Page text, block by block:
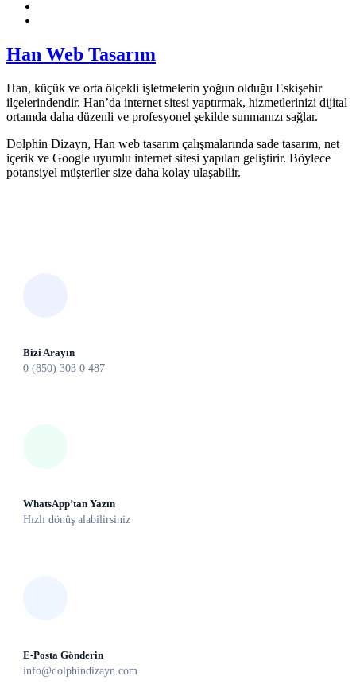
Han Web Tasarım
Han, küçük ve orta ölçekli işletmelerin yoğun olduğu Eskişehir
ilçelerindendir. Han’da internet sitesi yaptırmak, hizmetlerinizi dijital
ortamda daha düzenli ve profesyonel şekilde sunmanızı sağlar.
Dolphin Dizayn, Han web tasarım çalışmalarında sade tasarım, net
içerik ve Google uyumlu internet sitesi yapıları geliştirir. Böylece
potansiyel müşteriler size daha kolay ulaşabilir.
Bizi Arayın
0 (850) 303 0 487
WhatsApp’tan Yazın
Hızlı dönüş alabilirsiniz
E-Posta Gönderin
info@dolphindizayn.com